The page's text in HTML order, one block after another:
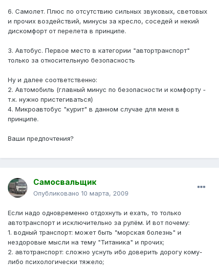
6. Самолет. Плюс по отсутствию сильных звуковых, световых
и прочих воздействий, минусы за кресло, соседей и некий
дискомфорт от перелета в принципе.
3. Автобус. Первое место в категории "автортранспорт"
только за относительную безопасность
Ну и далее соответственно:
2. Автомобиль (главный минус по безопасности и комфорту -
т.к. нужно пристегиваться)
4. Микроавтобус "курит" в данном случае для меня в
принципе.
Ваши предпочтения?
Самосвальщик
Опубликовано 10 марта, 2009
Если надо одновременно отдохнуть и ехать, то только
автотранспорт и исключительно за рулём. И вот почему:
1. водный транспорт: может быть "морская болезнь" и
нездоровые мысли на тему "Титаника" и прочих;
2. автотранспорт: сложно уснуть ибо доверить дорогу кому-
либо психологически тяжело;